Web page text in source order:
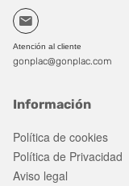
Atención al cliente
gonplac@gonplac.com
Información
Política de cookies
Política de Privacidad
Aviso legal